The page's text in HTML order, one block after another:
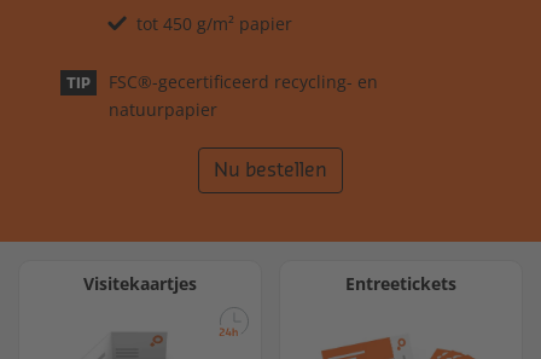
tot 450 g/m² papier
TIP
FSC®-gecertificeerd recycling- en
natuurpapier
Nu bestellen
Visitekaartjes Entreetickets